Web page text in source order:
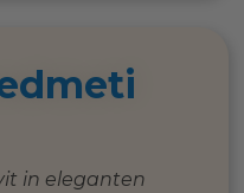
in eleganten